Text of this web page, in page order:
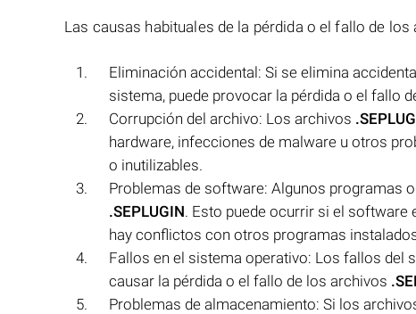
Las causas habituales de la pérdida o el fallo de los
Eliminación accidental: Si se elimina
sistema, puede provocar la pérdida o el fallo
Corrupción del archivo: Los archivos
hardware, infecciones de malware u otros
o inutilizables.
Problemas de software: Algunos programas
.SEPLUGIN. Esto puede ocurrir si el software
hay conflictos con otros programas
Fallos en el sistema operativo: Los fallos del
causar la pérdida o el fallo de los archivos
Problemas de almacenamiento: Si los